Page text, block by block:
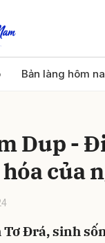
Bản làng hôm
Dup -
của
Đrá, sinh
bình luận